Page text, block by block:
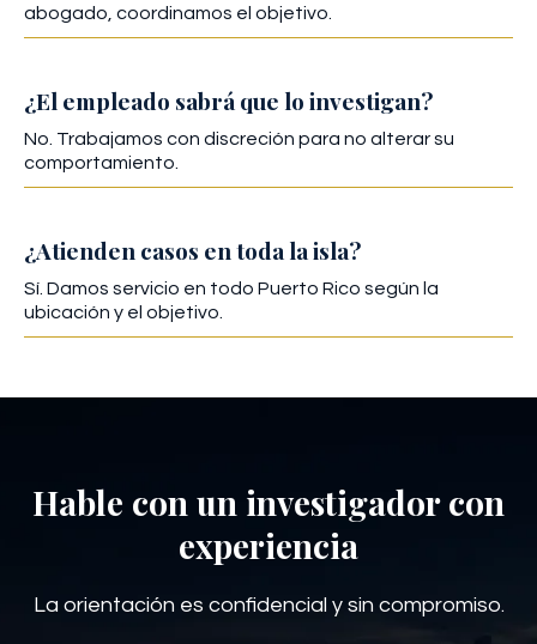
abogado, coordinamos el objetivo.
¿El empleado sabrá que lo investigan?
No. Trabajamos con discreción para no alterar su
comportamiento.
¿Atienden casos en toda la isla?
Sí. Damos servicio en todo Puerto Rico según la
ubicación y el objetivo.
Hable con un investigador con
experiencia
La orientación es confidencial y sin compromiso.